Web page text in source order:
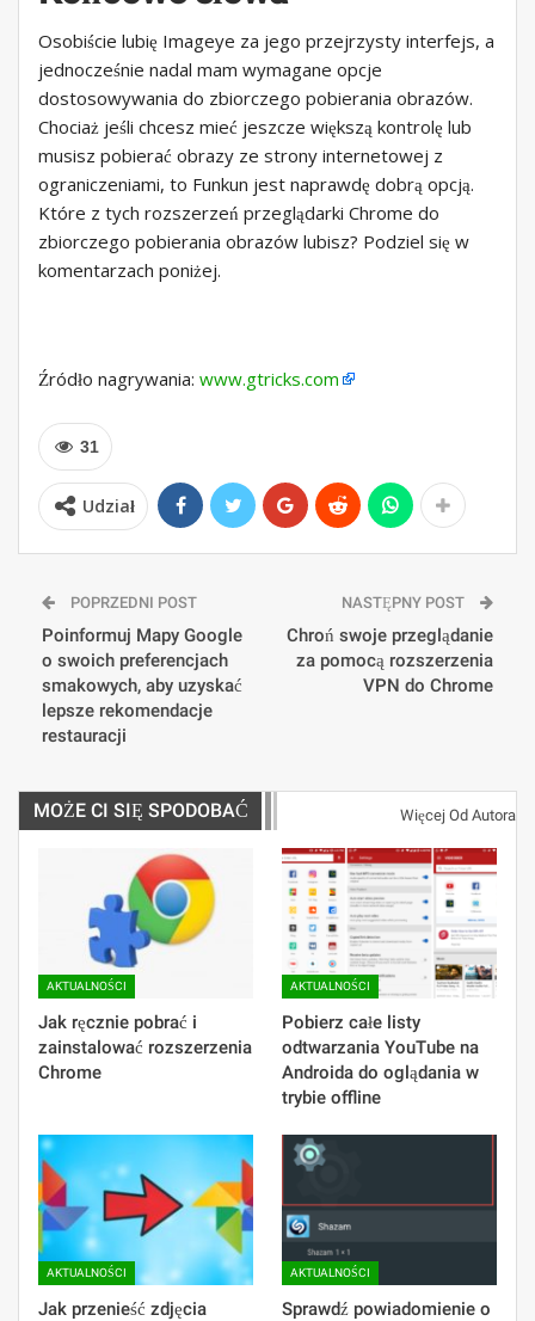
Osobiście lubię Imageye za jego przejrzysty interfejs, a
jednocześnie nadal mam wymagane opcje
dostosowywania do zbiorczego pobierania obrazów.
Chociaż jeśli chcesz mieć jeszcze większą kontrolę lub
musisz pobierać obrazy ze strony internetowej z
ograniczeniami, to Funkun jest naprawdę dobrą opcją.
Które z tych rozszerzeń przeglądarki Chrome do
zbiorczego pobierania obrazów lubisz? Podziel się w
komentarzach poniżej.
Źródło nagrywania: www.gtricks.com
31
Udział
POPRZEDNI POST
Poinformuj Mapy Google
o swoich preferencjach
smakowych, aby uzyskać
lepsze rekomendacje
restauracji
NASTĘPNY POST
Chroń swoje przeglądanie
za pomocą rozszerzenia
VPN do Chrome
MOŻE CI SIĘ SPODOBAĆ Więcej Od Autora
AKTUALNOŚCI
Jak ręcznie pobrać i
zainstalować rozszerzenia
Chrome
AKTUALNOŚCI
Pobierz całe listy
odtwarzania YouTube na
Androida do oglądania w
trybie offline
AKTUALNOŚCI
Jak przenieść zdjęcia
AKTUALNOŚCI
Sprawdź powiadomienie o